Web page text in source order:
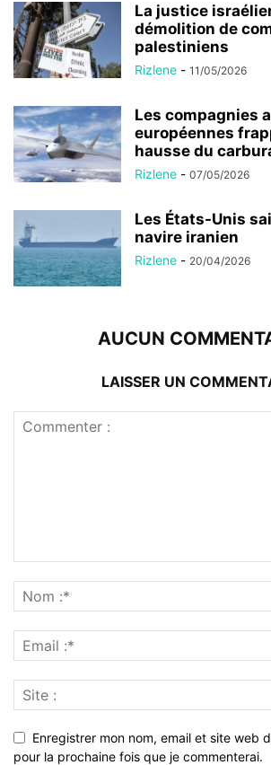
La justice
démolition de
palestiniens
Rizlene - 11/05/2026
Les compagnies
européennes
hausse du
Rizlene - 07/05/2026
Les États-Unis
navire iranien
Rizlene - 20/04/2026
AUCUN
LAISSER UN
Enregistrer mon nom, email et site web
pour la prochaine fois que je commenterai.